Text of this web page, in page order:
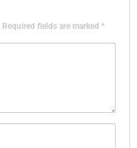
Required fields are marked *